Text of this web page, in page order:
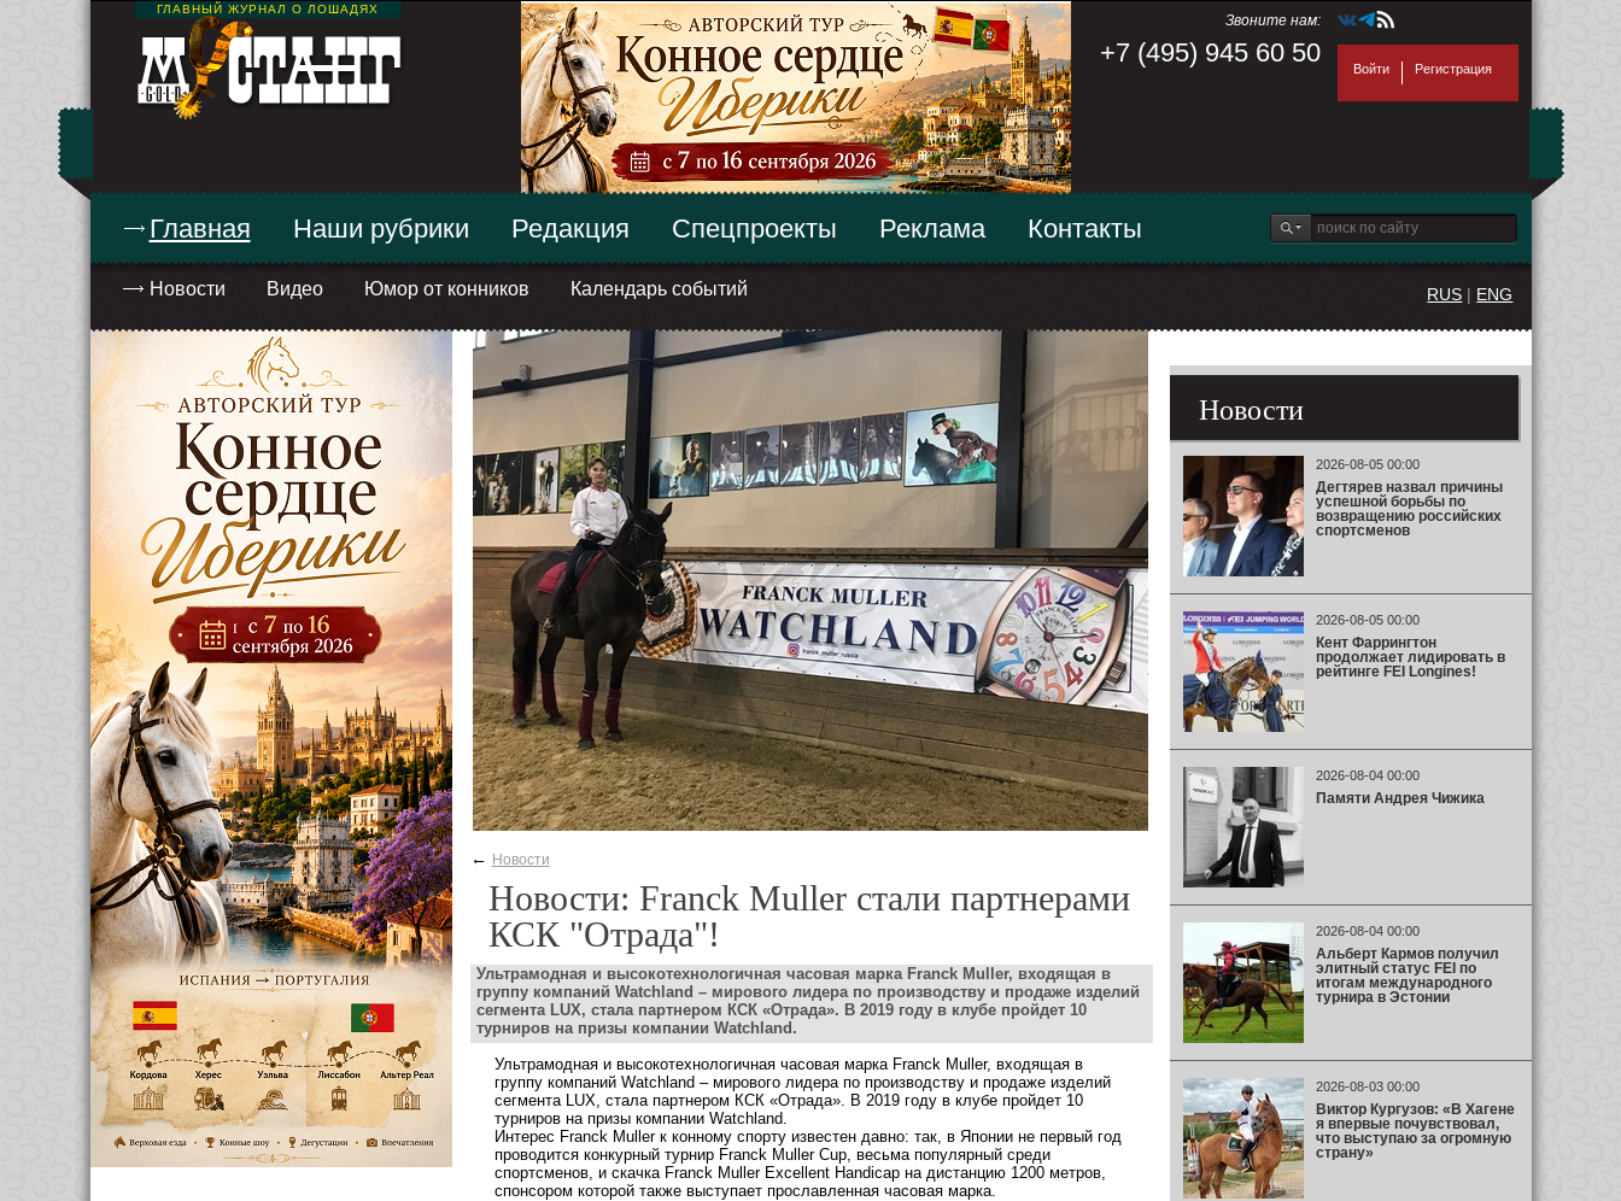
ГЛАВНЫЙ ЖУРНАЛ О ЛОШАДЯХ
Звоните нам:
+7 (495) 945 60 50
Войти Регистрация
Главная
Новости Видео Юмор от конников Календарь событий
Наши рубрики Редакция Спецпроекты Реклама Контакты
RUS | ENG
← Новости
Новости: Franсk Muller стали партнерами
КСК "Отрада"!
Ультрамодная и высокотехнологичная часовая марка Franсk Muller, входящая в
группу компаний Watchland – мирового лидера по производству и продаже изделий
сегмента LUX, стала партнером КСК «Отрада». В 2019 году в клубе пройдет 10
турниров на призы компании Watchland.
Ультрамодная и высокотехнологичная часовая марка Franсk Muller, входящая в
группу компаний Watchland – мирового лидера по производству и продаже изделий
сегмента LUX, стала партнером КСК «Отрада». В 2019 году в клубе пройдет 10
турниров на призы компании Watchland.
Интерес Franck Muller к конному спорту известен давно: так, в Японии не первый год
проводится конкурный турнир Franсk Muller Cup, весьма популярный среди
спортсменов, и скачка Franck Muller Excellent Handicap на дистанцию 1200 метров,
спонсором которой также выступает прославленная часовая марка.
Новости
2026-08-05 00:00
Дегтярев назвал причины
успешной борьбы по
возвращению российских
спортсменов
2026-08-05 00:00
Кент Фаррингтон
продолжает лидировать в
рейтинге FEI Longines!
2026-08-04 00:00
Памяти Андрея Чижика
2026-08-04 00:00
Альберт Кармов получил
элитный статус FEI по
итогам международного
турнира в Эстонии
2026-08-03 00:00
Виктор Кургузов: «В Хагене
я впервые почувствовал,
что выступаю за огромную
страну»